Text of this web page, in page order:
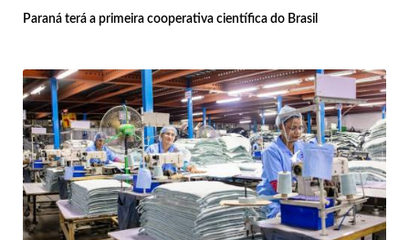
Paraná terá a primeira cooperativa científica do Brasil